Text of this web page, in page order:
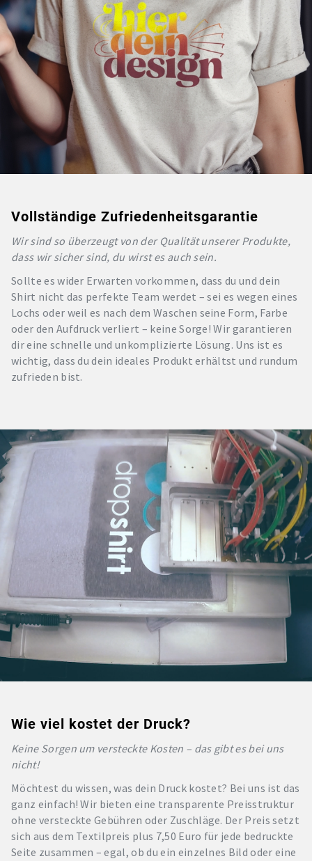
Vollständige Zufriedenheitsgarantie
Wir sind so überzeugt von der Qualität unserer Produkte,
dass wir sicher sind, du wirst es auch sein.
Sollte es wider Erwarten vorkommen, dass du und dein
Shirt nicht das perfekte Team werdet – sei es wegen eines
Lochs oder weil es nach dem Waschen seine Form, Farbe
oder den Aufdruck verliert – keine Sorge! Wir garantieren
dir eine schnelle und unkomplizierte Lösung. Uns ist es
wichtig, dass du dein ideales Produkt erhältst und rundum
zufrieden bist.
Wie viel kostet der Druck?
Keine Sorgen um versteckte Kosten – das gibt es bei uns
nicht!
Möchtest du wissen, was dein Druck kostet? Bei uns ist das
ganz einfach! Wir bieten eine transparente Preisstruktur
ohne versteckte Gebühren oder Zuschläge. Der Preis setzt
sich aus dem Textilpreis plus 7,50 Euro für jede bedruckte
Seite zusammen – egal, ob du ein einzelnes Bild oder eine